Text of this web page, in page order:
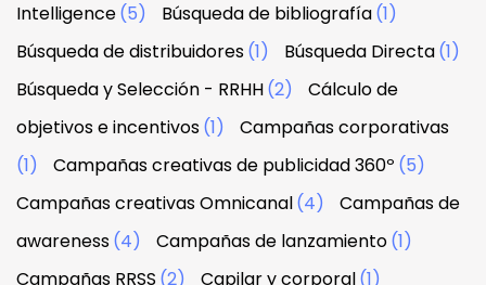
Intelligence(5) Búsqueda de bibliografía(1)
Búsqueda de distribuidores(1) Búsqueda Directa(1)
Búsqueda y Selección - RRHH(2)
Cálculo de
objetivos e incentivos(1)
Campañas corporativas
(1)
Campañas creativas de publicidad 360º (5)
Campañas creativas Omnicanal(4)
Campañas de
awareness(4) Campañas de lanzamiento(1)
Campañas RRSS (2) Capilar y corporal(1)